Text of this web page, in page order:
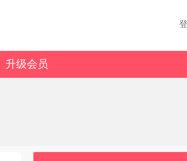
升级会员